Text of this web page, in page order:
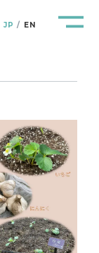
JP EN